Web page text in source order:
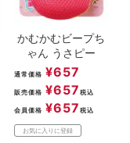
かむかむビープち
ゃん うさピー
通常価格 ¥657
販売価格 ¥657 税込
会員価格 ¥657 税込
お気に入りに登録